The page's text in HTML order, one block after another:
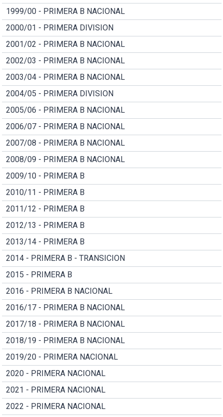
1999/00 - PRIMERA B NACIONAL
2000/01 - PRIMERA DIVISION
2001/02 - PRIMERA B NACIONAL
2002/03 - PRIMERA B NACIONAL
2003/04 - PRIMERA B NACIONAL
2004/05 - PRIMERA DIVISION
2005/06 - PRIMERA B NACIONAL
2006/07 - PRIMERA B NACIONAL
2007/08 - PRIMERA B NACIONAL
2008/09 - PRIMERA B NACIONAL
2009/10 - PRIMERA B
2010/11 - PRIMERA B
2011/12 - PRIMERA B
2012/13 - PRIMERA B
2013/14 - PRIMERA B
2014 - PRIMERA B - TRANSICION
2015 - PRIMERA B
2016 - PRIMERA B NACIONAL
2016/17 - PRIMERA B NACIONAL
2017/18 - PRIMERA B NACIONAL
2018/19 - PRIMERA B NACIONAL
2019/20 - PRIMERA NACIONAL
2020 - PRIMERA NACIONAL
2021 - PRIMERA NACIONAL
2022 - PRIMERA NACIONAL